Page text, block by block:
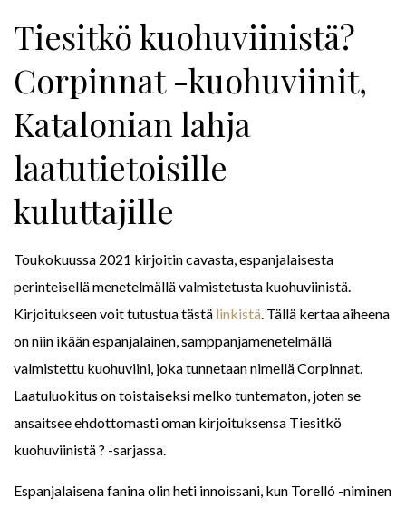
Tiesitkö kuohuviinistä?
Corpinnat -kuohuviinit,
Katalonian lahja
laatutietoisille
kuluttajille
Toukokuussa 2021 kirjoitin cavasta, espanjalaisesta
perinteisellä menetelmällä valmistetusta kuohuviinistä.
Kirjoitukseen voit tutustua tästä linkistä. Tällä kertaa aiheena
on niin ikään espanjalainen, samppanjamenetelmällä
valmistettu kuohuviini, joka tunnetaan nimellä Corpinnat.
Laatuluokitus on toistaiseksi melko tuntematon, joten se
ansaitsee ehdottomasti oman kirjoituksensa Tiesitkö
kuohuviinistä ? -sarjassa.
Espanjalaisena fanina olin heti innoissani, kun Torelló -niminen